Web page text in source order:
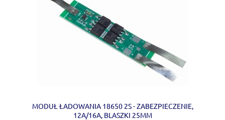
MODUŁ ŁADOWANIA 18650 2S - ZABEZPIECZENIE,
12A/16A, BLASZKI 25MM